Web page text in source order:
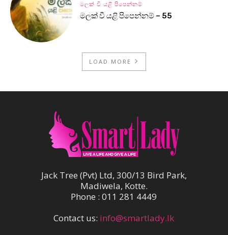
මලක් වී යළි පිපෙන්නම්
මලක් වී යළි පිපෙන්නම් – 55
LOAD MORE
Jack Tree (Pvt) Ltd, 300/13 Bird Park,
Madiwela, Kotte.
Phone : 011 281 4449
Contact us: info@smartlady.lk